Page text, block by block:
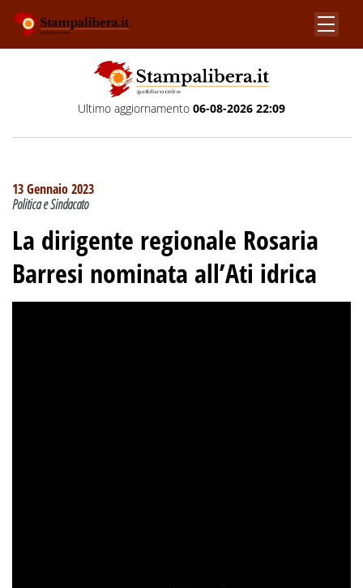
Ultimo aggiornamento 06-08-2026 22:09
13 Gennaio 2023
Politica e Sindacato
La dirigente regionale Rosaria
Barresi nominata all’Ati idrica